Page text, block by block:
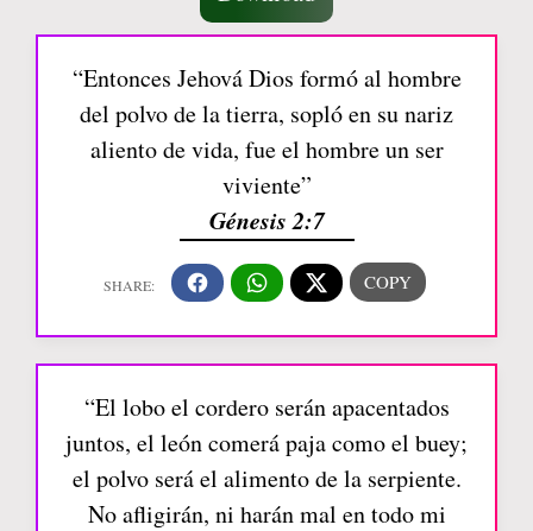
“Entonces Jehová Dios formó al hombre
del polvo de la tierra, sopló en su nariz
aliento de vida, fue el hombre un ser
viviente”
Génesis 2:7
“El lobo el cordero serán apacentados
juntos, el león comerá paja como el buey;
el polvo será el alimento de la serpiente.
No afligirán, ni harán mal en todo mi